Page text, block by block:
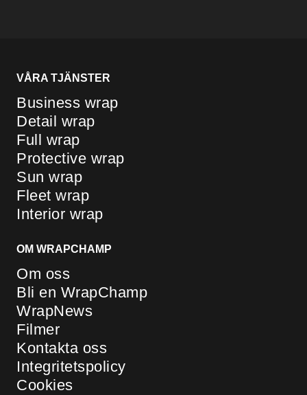
VÅRA TJÄNSTER
Business wrap
Detail wrap
Full wrap
Protective wrap
Sun wrap
Fleet wrap
Interior wrap
OM WRAPCHAMP
Om oss
Bli en WrapChamp
WrapNews
Filmer
Kontakta oss
Integritetspolicy
Cookies